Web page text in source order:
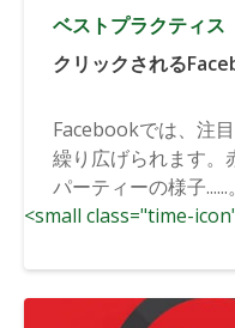
ベストプラクティス
クリックされる
Facebookでは、注
繰り広げられます。
パーティーの様子......。
<small class="time-